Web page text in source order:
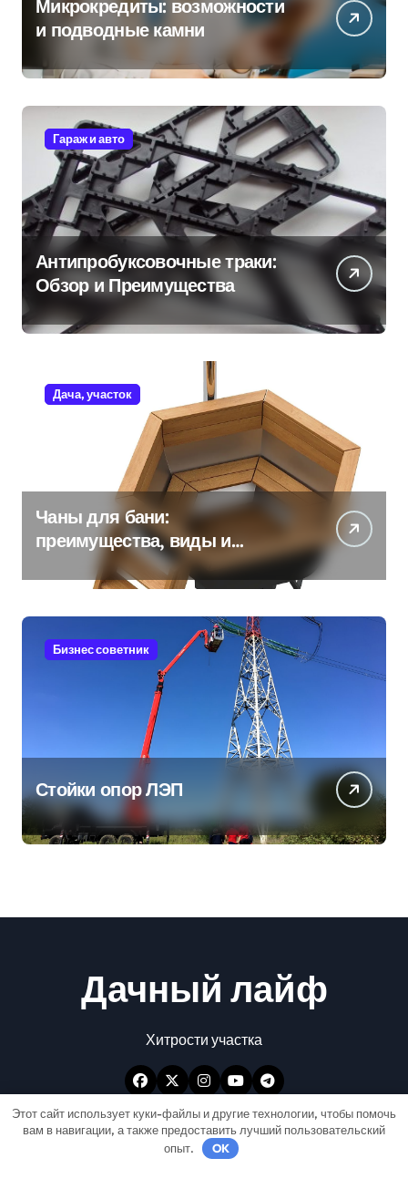
Микрокредиты: возможности
и подводные камни
Гараж и авто
Антипробуксовочные траки:
Обзор и Преимущества
Дача, участок
Чаны для бани:
преимущества, виды и
особенности использования
Бизнес советник
Стойки опор ЛЭП
Дачный лайф
Хитрости участка
Этот сайт использует куки-файлы и другие технологии, чтобы помочь
вам в навигации, а также предоставить лучший пользовательский
опыт.
OK